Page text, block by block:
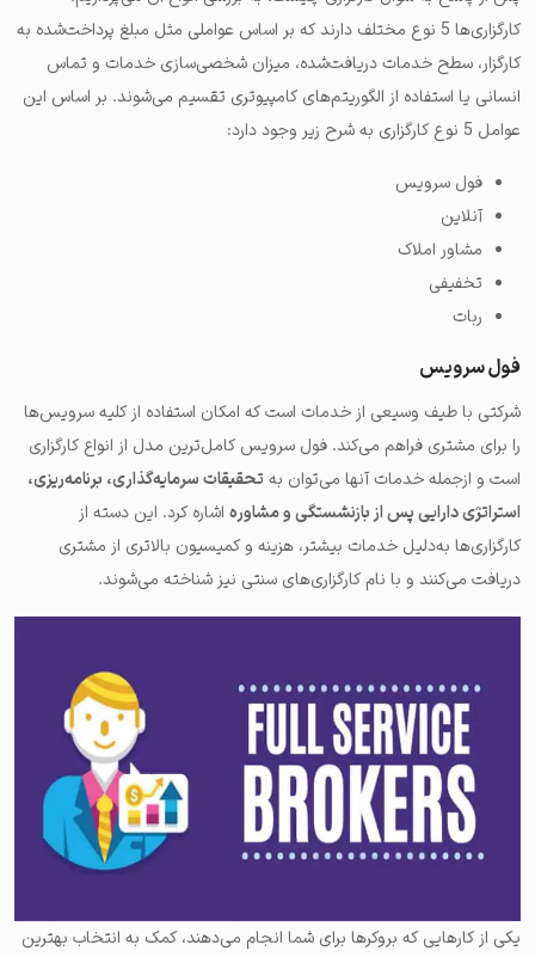
کارگزاری‌ها 5 نوع مختلف دارند که بر اساس عواملی مثل مبلغ پرداخت‌شده به
کارگزار، سطح خدمات دریافت‌شده، میزان شخصی‌سازی خدمات و تماس
انسانی یا استفاده از الگوریتم‌های کامپیوتری تقسیم می‌شوند. بر اساس این
عوامل 5 نوع کارگزاری به شرح زیر وجود دارد:
فول سرویس
آنلاین
مشاور املاک
تخفیفی
ربات
فول سرویس
شرکتی با طیف وسیعی از خدمات است که امکان استفاده از کلیه سرویس‌ها
را برای مشتری فراهم می‌کند. فول سرویس کامل‌ترین مدل از انواع کارگزاری
است و ازجمله خدمات آنها می‌توان به تحقیقات سرمایه‌گذاری، برنامه‌ریزی،
استراتژی دارایی پس از بازنشستگی و مشاوره اشاره کرد. این دسته از
کارگزاری‌ها به‌دلیل خدمات بیشتر، هزینه و کمیسیون بالاتری از مشتری
دریافت می‌کنند و با نام کارگزاری‌های سنتی نیز شناخته می‌شوند.
یکی از کارهایی که بروکرها برای شما انجام می‌دهند، کمک به انتخاب بهترین